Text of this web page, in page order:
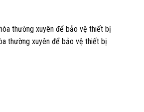
thường xuyên để bảo vệ thiết bị